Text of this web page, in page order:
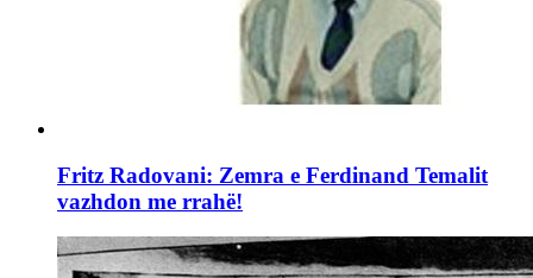
Fritz Radovani: Zemra e Ferdinand Temalit
vazhdon me rrahë!